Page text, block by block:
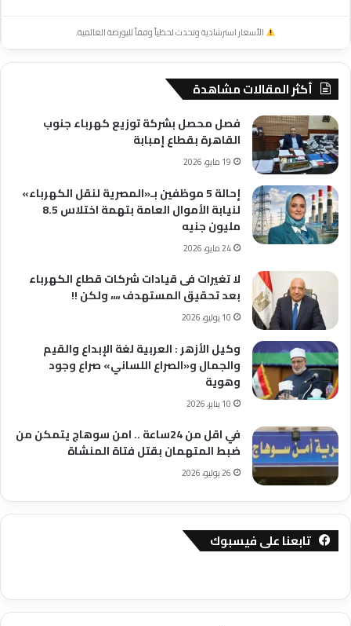
الأسعار استرشادية وتحدث لحظياً وفقاً للبورصة العالمية.
أكثر المقالات مشاهدة
فصل محصل بشركة توزيع كهرباء جنوب
القاهرة بقطاع إمبابة
19 مايو، 2026
إحالة 5 موظفين بـ«المصرية لنقل الكهرباء»
لنيابة الأموال العامة بتهمة اختلاس 8.5
مليون جنيه
24 مايو، 2026
لا تغيرات فى قيادات شركات قطاع الكهرباء
بعد تحقيق المستهدف ،،،، ولكن !!
10 يوليو، 2026
وكيل الأزهر : العربية لغة الإبداع والقيم
والجمال و«الصراع اللساني» صراع وجود
وهوية
10 يناير، 2026
في اقل من 24ساعة .. امن سوهاج يتمكن من
ضبط المتهمان بقتل فتاة المنشاة
26 يوليو، 2026
تابعنا على فيسبوك